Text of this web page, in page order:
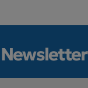
Newsletter